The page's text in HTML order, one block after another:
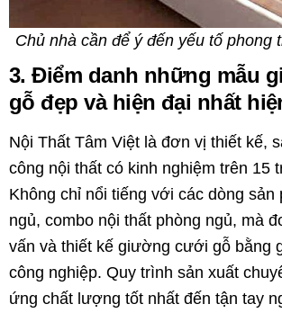
Chủ nhà cần để ý đến yếu tố phong
3. Điểm danh những mẫu
gỗ đẹp và hiện đại nhất
Nội Thất Tâm Việt là đơn vị thiết kế,
công nội thất có kinh nghiệm trên 15
Không chỉ nổi tiếng với các dòng sản
ngủ, combo nội thất phòng ngủ, mà
vấn và thiết kế giường cưới gỗ bằng
công nghiệp. Quy trình sản xuất
ứng chất lượng tốt nhất đến tận tay